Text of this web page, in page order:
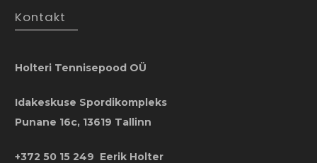
Kontakt
Holteri Tennisepood OÜ
Idakeskuse Spordikompleks
Punane 16c, 13619 Tallinn
+372 50 15 249 Eerik Holter